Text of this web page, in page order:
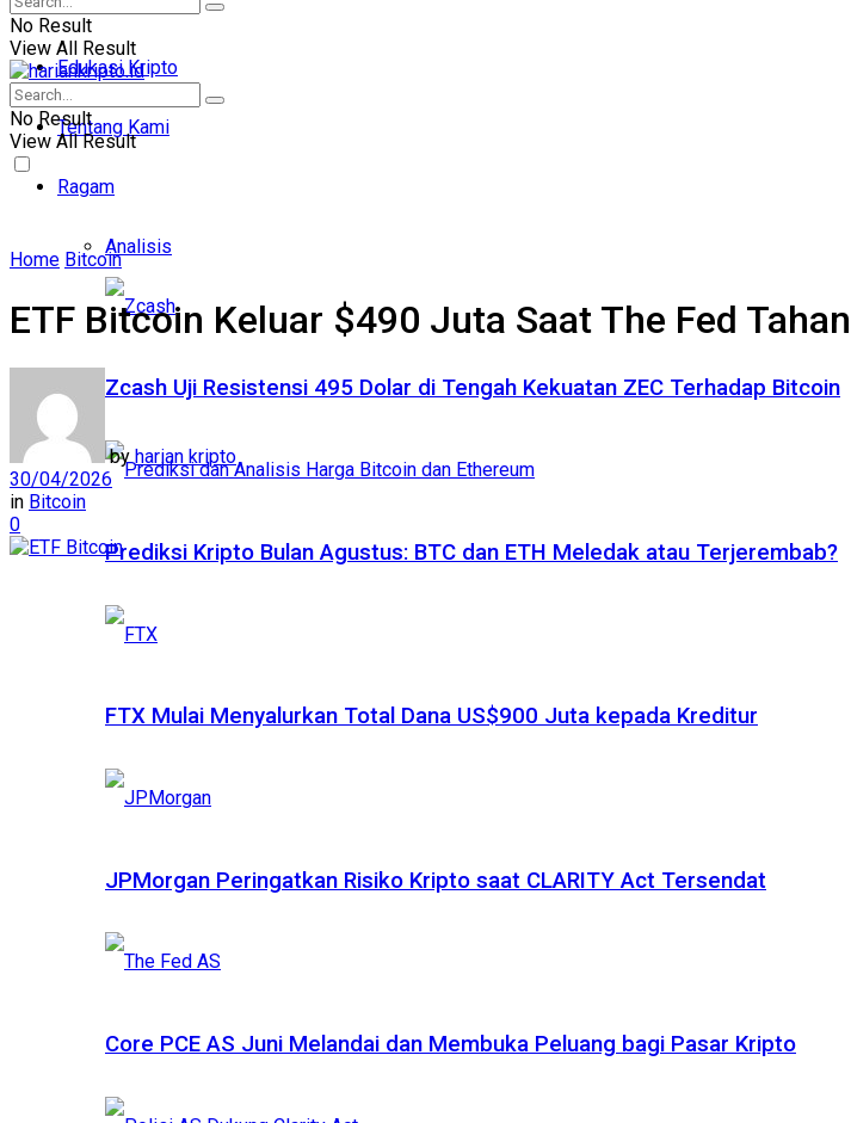
Edukasi Kripto
Tentang Kami
Ragam
Analisis
Zcash Uji Resistensi 495 Dolar di Tengah Kekuatan ZEC Terhadap Bitcoin
Prediksi Kripto Bulan Agustus: BTC dan ETH Meledak atau Terjerembab?
FTX Mulai Menyalurkan Total Dana US$900 Juta kepada Kreditur
JPMorgan Peringatkan Risiko Kripto saat CLARITY Act Tersendat
Core PCE AS Juni Melandai dan Membuka Peluang bagi Pasar Kripto
No Result
View All Result
No Result
View All Result
Home Bitcoin
ETF Bitcoin Keluar $490 Juta Saat The Fed
by harian kripto
30/04/2026
in Bitcoin
0